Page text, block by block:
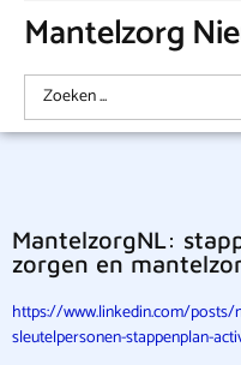
Mantelzorg
MantelzorgNL:
zorgen en
https://www.linkedin.com/
sleutelpersonen-stappenplan-